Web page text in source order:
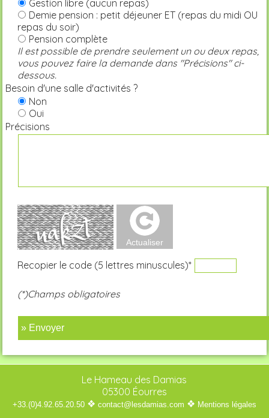
Gestion libre (aucun repas)
Demie pension : petit déjeuner ET (repas du midi OU
repas du soir)
Pension complète
Il est possible de prendre seulement un ou deux repas,
vous pouvez faire la demande dans "Précisions" ci-
dessous.
Besoin d'une salle d'activités ?
Non
Oui
Précisions
Recopier le code (5 lettres minuscules)*
(*)Champs obligatoires
» Envoyer
Le Hameau des Damias
05300 Éourres
+33.(0)4.92.65.20.50 ❖ contact@lesdamias.com ❖ Mentions légales